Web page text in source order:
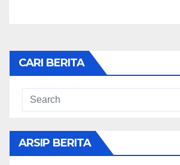
CARI BERITA
ARSIP BERITA